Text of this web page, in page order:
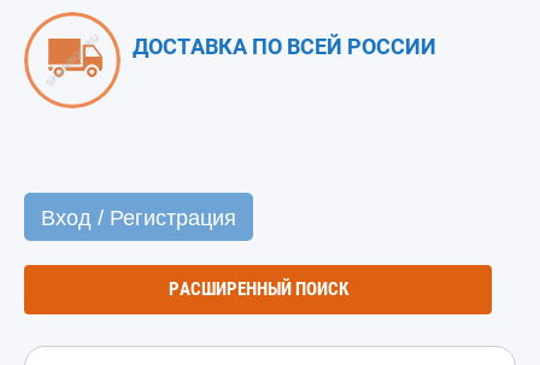
ДОСТАВКА ПО ВСЕЙ РОССИИ
Вход / Регистрация
РАСШИРЕННЫЙ ПОИСК